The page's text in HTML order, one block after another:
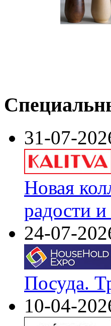
31-07-
Новая
радости
24-07-
Посуда.
10-04-